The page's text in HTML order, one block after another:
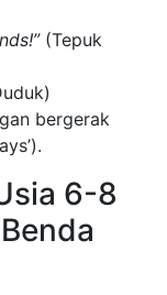
(Tepuk
bergerak
6-8